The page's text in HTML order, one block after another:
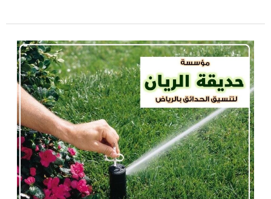
تركيب
شبكات
الري
بالرياض
|
0560048269